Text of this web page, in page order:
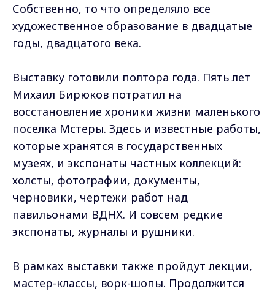
Собственно, то что определяло все
художественное образование в двадцатые
годы, двадцатого века.
Выставку готовили полтора года. Пять лет
Михаил Бирюков потратил на
восстановление хроники жизни маленького
поселка Мстеры. Здесь и известные работы,
которые хранятся в государственных
музеях, и экспонаты частных коллекций:
холсты, фотографии, документы,
черновики, чертежи работ над
павильонами ВДНХ. И совсем редкие
экспонаты, журналы и рушники.
В рамках выставки также пройдут лекции,
мастер-классы, ворк-шопы. Продолжится